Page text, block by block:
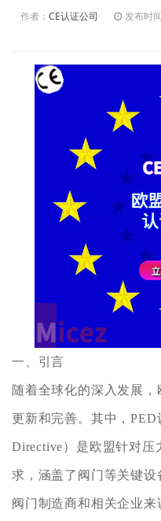
作者： CE认证公司 发布时
一、引言
随着全球化的深入发展
更新和完善。其中，PED
Directive）是欧盟针对压
求，涵盖了阀门等关键
阀门制造商和相关企业